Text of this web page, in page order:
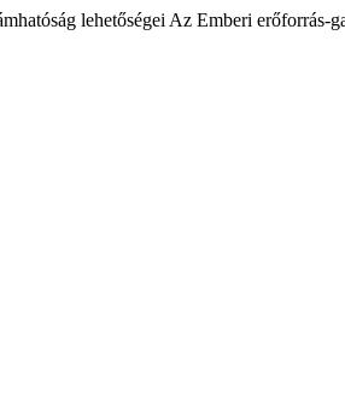
lehetőségei Az Emberi erőforrás-